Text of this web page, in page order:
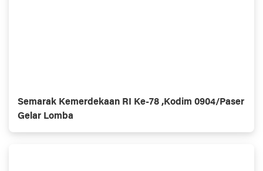
Semarak Kemerdekaan RI Ke-78 ,Kodim 0904/Paser
Gelar Lomba